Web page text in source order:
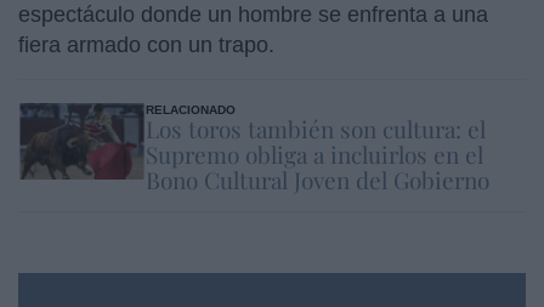
espectáculo donde un hombre se enfrenta a una
fiera armado con un trapo.
RELACIONADO
Los toros también son cultura: el
Supremo obliga a incluirlos en el
Bono Cultural Joven del Gobierno